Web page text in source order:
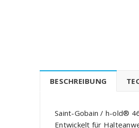
BESCHREIBUNG
Saint-Gobain / h-old®
Entwickelt für